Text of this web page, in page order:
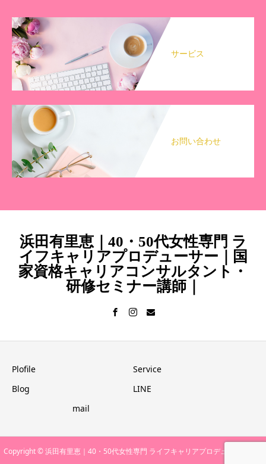
サービス
お問い合わせ
浜田有里恵｜40・50代女性専門 ラ
イフキャリアプロデューサー｜国
家資格キャリアコンサルタント・
研修セミナー講師｜
Plofile
Service
Blog
LINE
mail
Copyright © 浜田有里恵｜40・50代女性専門 ライフキャリアプロデューサー｜国